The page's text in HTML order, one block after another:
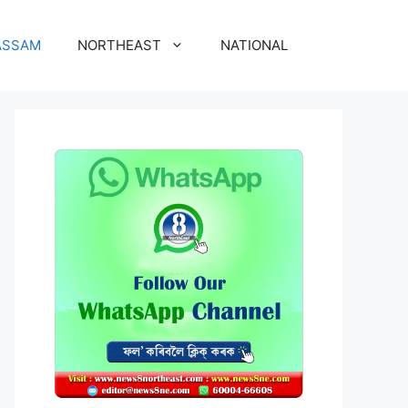
NORTHEAST NATIONAL